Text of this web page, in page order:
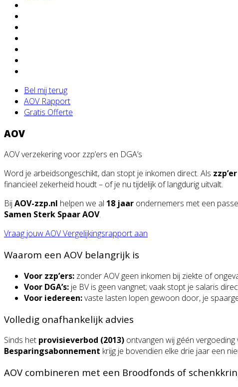
Bel mij terug
AOV Rapport
Gratis Offerte
AOV
AOV verzekering voor zzp’ers en DGA’s
Word je arbeidsongeschikt, dan stopt je inkomen direct. Als zzp’er
financieel zekerheid houdt – of je nu tijdelijk of langdurig uitvalt.
BijAOV-zzp.nl helpen we al 18 jaar ondernemers met een
Samen Sterk Spaar AOV.
Vraag jouw AOV Vergelijkingsrapport aan
Waarom een AOV belangrijk is
Voor zzp’ers: zonder AOV geen inkomen bij ziekte of
Voor DGA’s: je BV is geen vangnet; vaak stopt je salaris
Voor iedereen:vaste lasten lopen gewoon door, je
Volledig onafhankelijk advies
Sinds het provisieverbod (2013) ontvangen wij géén
Besparingsabonnement krijg je bovendien elke drie jaar een
AOV combineren met een Broodfonds of